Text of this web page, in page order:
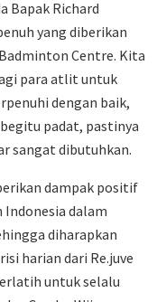
Bapak Richard
yang diberikan
Centre. Kita
para atlit untuk
dengan baik,
padat, pastinya
sangat dibutuhkan.
dampak positif
Indonesia dalam
diharapkan
harian dari Re.juve
untuk selalu